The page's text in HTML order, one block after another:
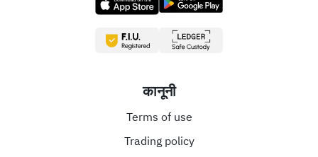
कानूनी
Terms of use
Trading policy